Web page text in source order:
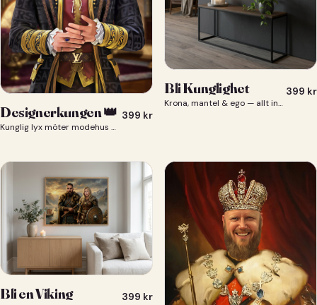
Designerkungen 👑
Kunglig lyx möter modehus — du som designerkung 👑
399 kr
Bli Kunglighet
Krona, mantel & ego — allt ingår 👑
399 kr
Bli en Viking 399 kr